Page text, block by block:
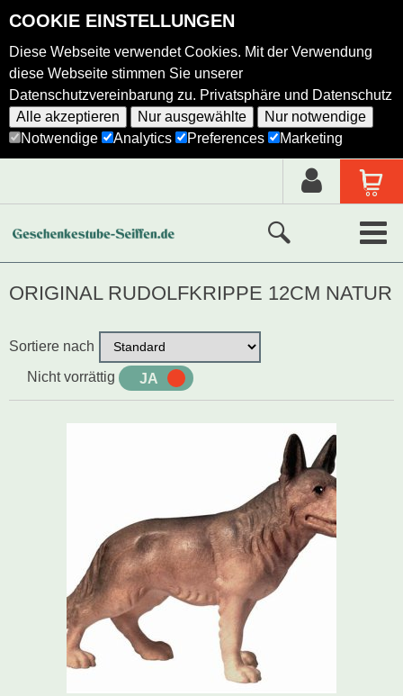
COOKIE EINSTELLUNGEN
Diese Webseite verwendet Cookies. Mit der Verwendung
diese Webseite stimmen Sie unserer
Datenschutzvereinbarung zu. Privatsphäre und Datenschutz
Alle akzeptieren
Nur ausgewählte
Nur notwendige
Notwendige
Analytics Preferences Marketing
Alle Produkte
Holzkunst nach Hersteller
ORIGINAL RUDOLFKRIPPE 12CM NATUR
Sortiere nach
Nicht vorrättig JA